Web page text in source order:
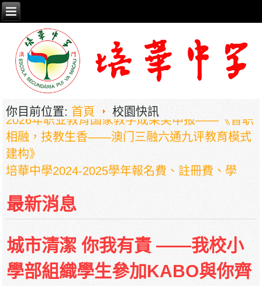
你目前位置: 首頁 校園快訊
2026年职业教育国家教学成果奖申报——《普职
相融，技教生香——澳门三融六通九评教育模式
建构》
培華中學2024-2025學年報名費、註冊費、學
費、補充服務費、學校選擇性服務費及學校代收
項目
培華中學收費項目一覽表
最新消息
城市清潔 你我有責 ——我校小
學部組織學生參加KABO與你齊